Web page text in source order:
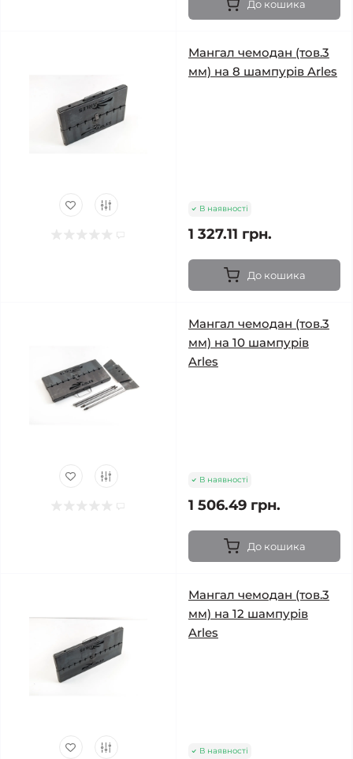
До кошика
Мангал чемодан (тов.3
мм) на 8 шампурів Arles
В наявності
1 327.11 грн.
До кошика
Мангал чемодан (тов.3
мм) на 10 шампурів
Arles
В наявності
1 506.49 грн.
До кошика
Мангал чемодан (тов.3
мм) на 12 шампурів
Arles
В наявності